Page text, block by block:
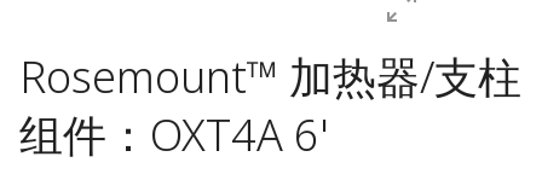
Rosemount™ 加热器/支柱
组件：OXT4A 6'